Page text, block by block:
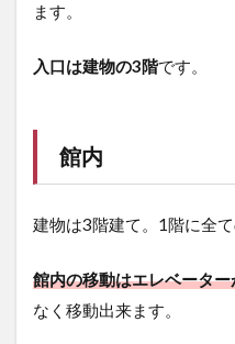
ます。
入口は建物の3階です。
館内
建物は3階建て。1階に全
館内の移動はエレベーター
なく移動出来ます。